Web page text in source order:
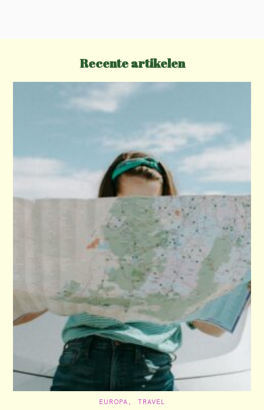
t
Recente artikelen
EUROPA TRAVEL